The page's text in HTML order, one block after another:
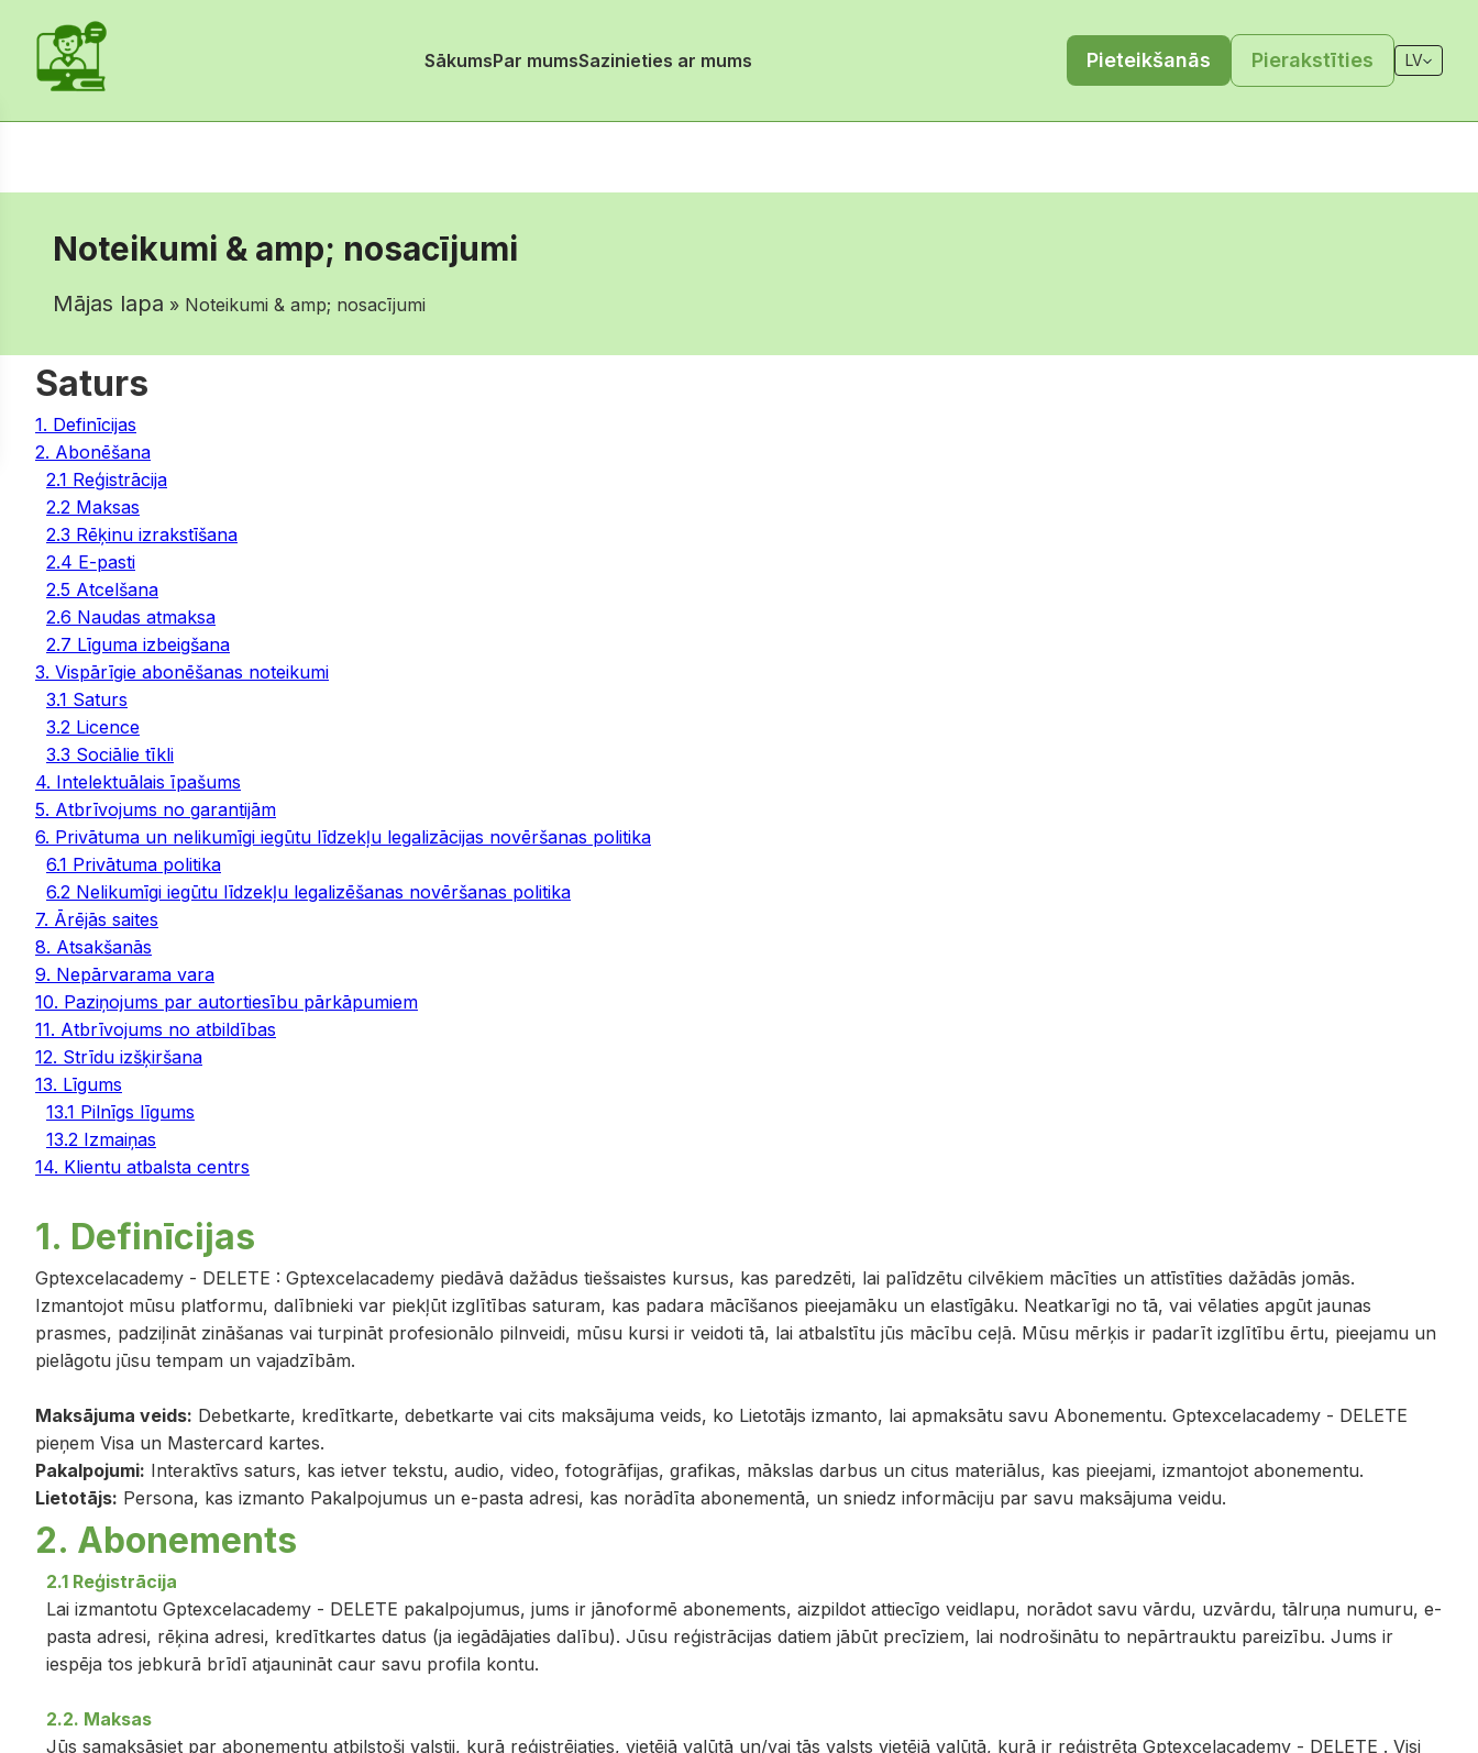
SākumsPar mumsSazinieties ar mums Pieteikšanās Pierakstīties LV
Noteikumi & amp; nosacījumi
Mājas lapa » Noteikumi & amp; nosacījumi
Saturs
1. Definīcijas
2. Abonēšana
2.1 Reģistrācija
2.2 Maksas
2.3 Rēķinu izrakstīšana
2.4 E-pasti
2.5 Atcelšana
2.6 Naudas atmaksa
2.7 Līguma izbeigšana
3. Vispārīgie abonēšanas noteikumi
3.1 Saturs
3.2 Licence
3.3 Sociālie tīkli
4. Intelektuālais īpašums
5. Atbrīvojums no garantijām
6. Privātuma un nelikumīgi iegūtu līdzekļu legalizācijas novēršanas politika
6.1 Privātuma politika
6.2 Nelikumīgi iegūtu līdzekļu legalizēšanas novēršanas politika
7. Ārējās saites
8. Atsakšanās
9. Nepārvarama vara
10. Paziņojums par autortiesību pārkāpumiem
11. Atbrīvojums no atbildības
12. Strīdu izšķiršana
13. Līgums
13.1 Pilnīgs līgums
13.2 Izmaiņas
14. Klientu atbalsta centrs
1. Definīcijas
Gptexcelacademy - DELETE : Gptexcelacademy piedāvā dažādus tiešsaistes kursus, kas paredzēti, lai palīdzētu cilvēkiem mācīties un attīstīties dažādās jomās.
Izmantojot mūsu platformu, dalībnieki var piekļūt izglītības saturam, kas padara mācīšanos pieejamāku un elastīgāku. Neatkarīgi no tā, vai vēlaties apgūt jaunas
prasmes, padziļināt zināšanas vai turpināt profesionālo pilnveidi, mūsu kursi ir veidoti tā, lai atbalstītu jūs mācību ceļā. Mūsu mērķis ir padarīt izglītību ērtu, pieejamu un
pielāgotu jūsu tempam un vajadzībām.
Maksājuma veids: Debetkarte, kredītkarte, debetkarte vai cits maksājuma veids, ko Lietotājs izmanto, lai apmaksātu savu Abonementu. Gptexcelacademy - DELETE
pieņem Visa un Mastercard kartes.
Pakalpojumi: Interaktīvs saturs, kas ietver tekstu, audio, video, fotogrāfijas, grafikas, mākslas darbus un citus materiālus, kas pieejami, izmantojot abonementu.
Lietotājs: Persona, kas izmanto Pakalpojumus un e-pasta adresi, kas norādīta abonementā, un sniedz informāciju par savu maksājuma veidu.
2. Abonements
2.1 Reģistrācija
Lai izmantotu Gptexcelacademy - DELETE pakalpojumus, jums ir jānoformē abonements, aizpildot attiecīgo veidlapu, norādot savu vārdu, uzvārdu, tālruņa numuru, e-
pasta adresi, rēķina adresi, kredītkartes datus (ja iegādājaties dalību). Jūsu reģistrācijas datiem jābūt precīziem, lai nodrošinātu to nepārtrauktu pareizību. Jums ir
iespēja tos jebkurā brīdī atjaunināt caur savu profila kontu.
2.2. Maksas
Jūs samaksāsiet par abonementu atbilstoši valstij, kurā reģistrējaties, vietējā valūtā un/vai tās valsts vietējā valūtā, kurā ir reģistrēta Gptexcelacademy - DELETE . Visi